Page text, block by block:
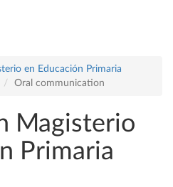
en Educación Primaria
Oral communication
Magisterio
Primaria